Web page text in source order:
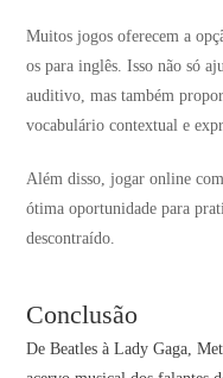
Muitos jogos oferecem a
os para inglês. Isso não só
auditivo, mas também
vocabulário contextual e
Além disso, jogar online
ótima oportunidade para
descontraído.
Conclusão
De Beatles à Lady Gaga,